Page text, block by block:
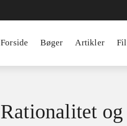
Forside Bøger Artikler
Rationalitet